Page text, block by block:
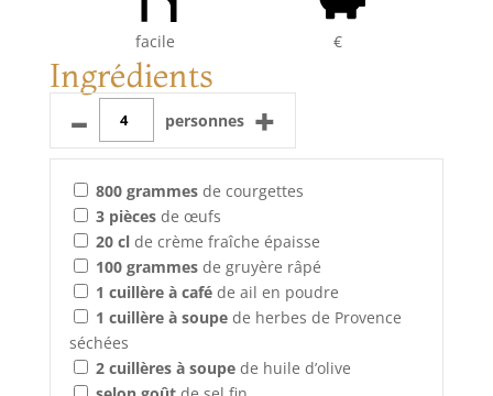
facile €
Ingrédients
– personnes +
800 grammesde courgettes
3 piècesde œufs
20 clde crème fraîche épaisse
100 grammesde gruyère râpé
1 cuillère à caféde ail en poudre
1 cuillère à soupede herbes de Provence
séchées
2 cuillères à soupede huile d’olive